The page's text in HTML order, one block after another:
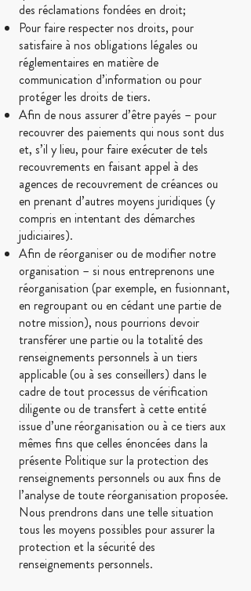
des réclamations fondées en droit;
Pour faire respecter nos droits, pour
satisfaire à nos obligations légales ou
réglementaires en matière de
communication d’information ou pour
protéger les droits de tiers.
Afin de nous assurer d’être payés – pour
recouvrer des paiements qui nous sont dus
et, s’il y lieu, pour faire exécuter de tels
recouvrements en faisant appel à des
agences de recouvrement de créances ou
en prenant d’autres moyens juridiques (y
compris en intentant des démarches
judiciaires).
Afin de réorganiser ou de modifier notre
organisation – si nous entreprenons une
réorganisation (par exemple, en fusionnant,
en regroupant ou en cédant une partie de
notre mission), nous pourrions devoir
transférer une partie ou la totalité des
renseignements personnels à un tiers
applicable (ou à ses conseillers) dans le
cadre de tout processus de vérification
diligente ou de transfert à cette entité
issue d’une réorganisation ou à ce tiers aux
mêmes fins que celles énoncées dans la
présente Politique sur la protection des
renseignements personnels ou aux fins de
l’analyse de toute réorganisation proposée.
Nous prendrons dans une telle situation
tous les moyens possibles pour assurer la
protection et la sécurité des
renseignements personnels.